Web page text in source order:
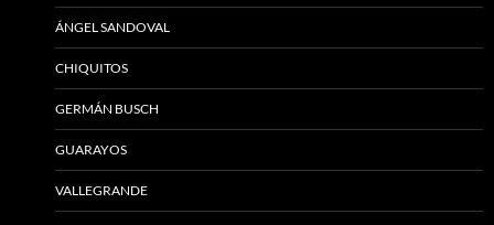
ÁNGEL SANDOVAL
CHIQUITOS
GERMÁN BUSCH
GUARAYOS
VALLEGRANDE